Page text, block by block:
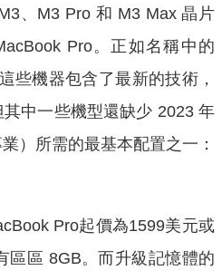
、M3 Pro 和 M3 Max 晶片
Pro。正如名稱中的
些機器包含了最新的技術，
中一些機型還缺少 2023 年
）所需的最基本配置之一：
Pro起價為1599美元或
區區 8GB。而升級記憶體的